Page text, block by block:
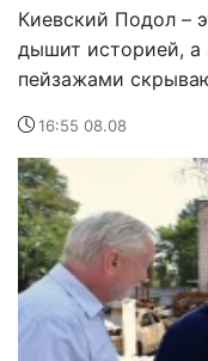
Киевский Подол –
дышит историей,
пейзажами
16:55 08.08